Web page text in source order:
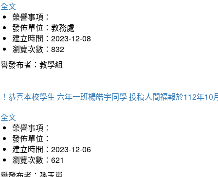
文
榮譽事項：
發佈單位：教務處
建立時間：2023-12-08
瀏覽次數：832
發布者：教學組
恭喜本校學生 六年一班楊皓宇同學 投稿人間福報於112年10
文
榮譽事項：
發佈單位：
建立時間：2023-12-06
瀏覽次數：621